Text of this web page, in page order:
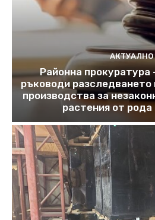
АКТУАЛНО
Районна прокуратура
ръководи
производства за
растения от рода